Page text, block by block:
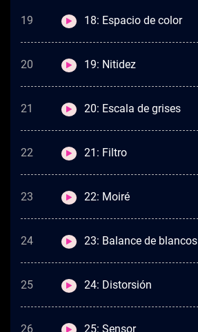
19 18: Espacio de color
20 19: Nitidez
21 20: Escala de grises
22 21: Filtro
23 22: Moiré
24 23: Balance de blancos
25 24: Distorsión
26 25: Sensor